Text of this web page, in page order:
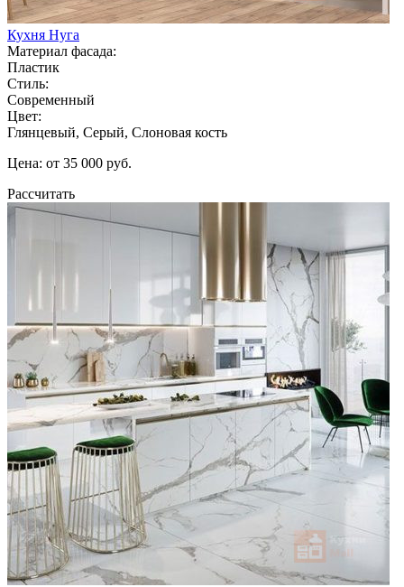
Кухня Нуга
Материал фасада:
Пластик
Стиль:
Современный
Цвет:
Глянцевый, Серый, Слоновая кость
Цена: от 35 000 руб.
Рассчитать